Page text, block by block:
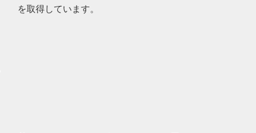
を取得しています。